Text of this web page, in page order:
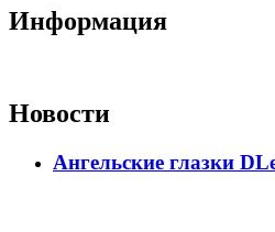
Информация
Новости
Ангельские глазки